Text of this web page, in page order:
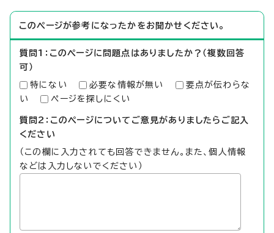
このページが参考になったかをお聞かせください。
質問1：このページに問題点はありましたか？（複数回答
可）
特にない 必要な情報が無い
要点が伝わらな
い
ページを探しにくい
質問2：このページについてご意見がありましたらご記入
ください
（この欄に入力されても回答できません。また、個人情報
などは入力しないでください）